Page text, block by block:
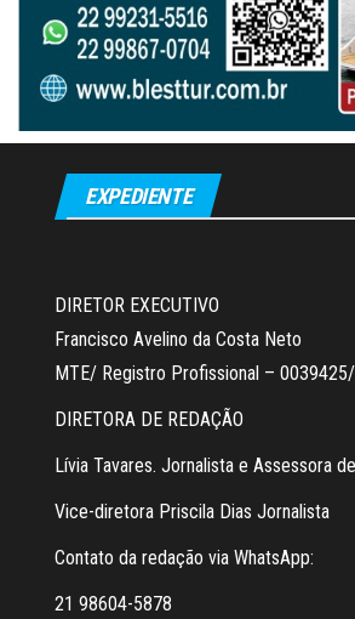
EXPEDIENTE
DIRETOR EXECUTIVO
Francisco Avelino da Costa Neto
MTE/ Registro Profissional –
DIRETORA DE REDAÇÃO
Lívia Tavares. Jornalista e Assessora
Vice-diretora Priscila Dias Jornalista
Contato da redação via WhatsApp:
21 98604-5878